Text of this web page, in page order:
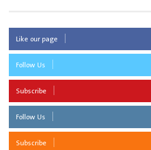
Like our page
Follow Us
Subscribe
Follow Us
Subscribe